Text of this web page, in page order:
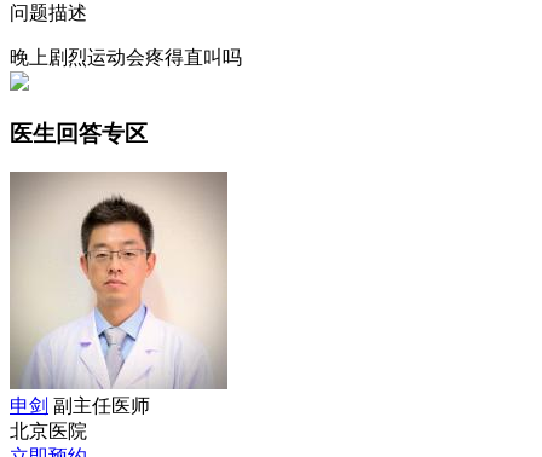
问题描述
晚上剧烈运动会疼得直叫吗
医生回答专区
申剑 副主任医师
北京医院